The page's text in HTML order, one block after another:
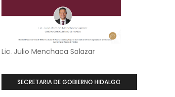
Lic. Julio Menchaca Salazar
SECRETARIA DE GOBIERNO HIDALGO